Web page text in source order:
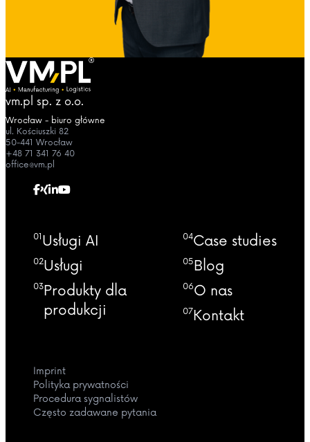
vm.pl sp. z o.o.
Wrocław - biuro główne
ul. Kościuszki 82
50-441 Wrocław
+48 71 341 76 40
office@vm.pl
01 Usługi AI
02Usługi
03 Produkty dla
produkcji
04Case studies
05 Blog
06O nas
07 Kontakt
Imprint
Polityka prywatności
Procedura sygnalistów
Często zadawane pytania